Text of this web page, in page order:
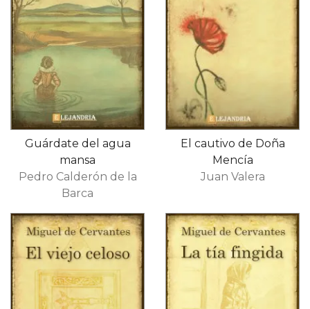
Guárdate del agua
mansa
Pedro Calderón de la
Barca
El cautivo de Doña
Mencía
Juan Valera